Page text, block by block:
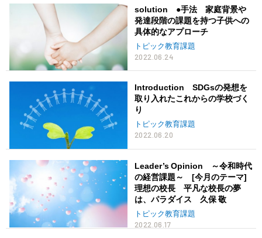
solution ●手法 家庭背景や
発達段階の課題を持つ子供への
具体的なアプローチ
トピック教育課題
2022.06.24
Introduction SDGsの発想を
取り入れたこれからの学校づく
り
トピック教育課題
2022.06.20
Leader’s Opinion ～令和時代
の経営課題～ [今月のテーマ]
理想の校長 平凡な校長の夢
は、パラダイス 久保 敬
トピック教育課題
2022.06.17